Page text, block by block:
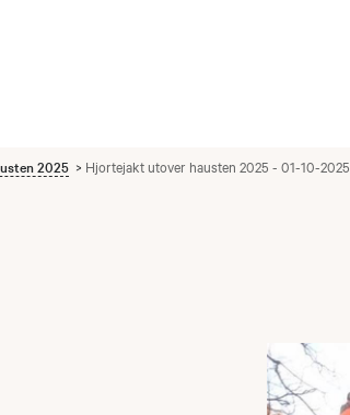
2025 Hjortejakt utover hausten 2025 - 01-10-2025